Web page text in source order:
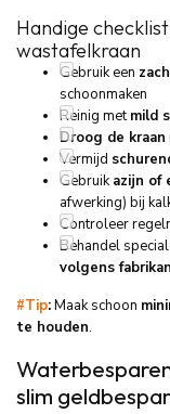
Handige
wastafelkraan
Gebruik een
schoonmaken
Reinig metmild
Droog de kraan
Vermijd
Gebruikazijn of
afwerking) bij
Controleer
Behandel
volgens
#Tip:Maak schoon
te houden.
slim